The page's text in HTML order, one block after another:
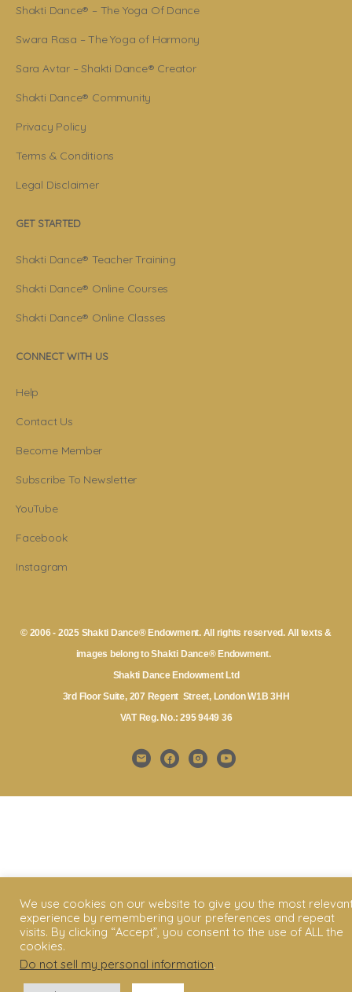
Shakti Dance® – The Yoga Of Dance
Swara Rasa – The Yoga of Harmony
Sara Avtar – Shakti Dance® Creator
Shakti Dance® Community
Privacy Policy
Terms & Conditions
Legal Disclaimer
GET STARTED
Shakti Dance® Teacher Training
Shakti Dance® Online Courses
Shakti Dance® Online Classes
CONNECT WITH US
Help
Contact Us
Become Member
Subscribe To Newsletter
YouTube
Facebook
Instagram
© 2006 - 2025 Shakti Dance® Endowment. All rights reserved. All texts &
images belong to Shakti Dance® Endowment.
Shakti Dance Endowment Ltd
3rd Floor Suite, 207 Regent Street, London W1B 3HH
VAT Reg. No.: 295 9449 36
We use cookies on our website to give you the most
experience by remembering your preferences and repeat
visits. By clicking “Accept”, you consent to the use of ALL the
cookies.
Do not sell my personal information.